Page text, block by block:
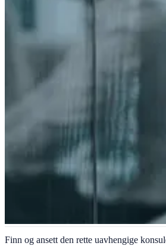
Selvstendig IT-konsulentvirksomhet
Finn og ansett den rette uavhengige